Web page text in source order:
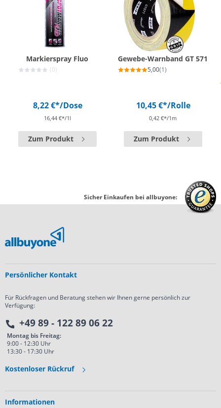
Markierspray Fluo
(0)
8,22 €*/Dose
16,44 €*/1l
Zum Produkt
Gewebe-Warnband GT 571
5,00(1)
10,45 €*/Rolle
0,42 €*/1m
Zum Produkt
Sicher Einkaufen bei allbuyone:
Persönlicher Kontakt
Für Rückfragen und Beratung stehen wir Ihnen gerne persönlich zur
Verfügung:
+49 89 - 122 89 06 22
Montag bis Freitag:
9:00 - 12:30 Uhr
13:30 - 17:30 Uhr
Kostenloser Rückruf
Informationen